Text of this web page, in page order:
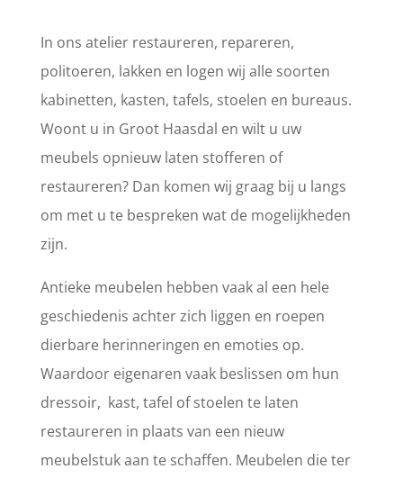
In ons atelier restaureren, repareren,
politoeren, lakken en logen wij alle soorten
kabinetten, kasten, tafels, stoelen en bureaus.
Woont u in Groot Haasdal en wilt u uw
meubels opnieuw laten stofferen of
restaureren? Dan komen wij graag bij u langs
om met u te bespreken wat de mogelijkheden
zijn.
Antieke meubelen hebben vaak al een hele
geschiedenis achter zich liggen en roepen
dierbare herinneringen en emoties op.
Waardoor eigenaren vaak beslissen om hun
dressoir, kast, tafel of stoelen te laten
restaureren in plaats van een nieuw
meubelstuk aan te schaffen. Meubelen die ter